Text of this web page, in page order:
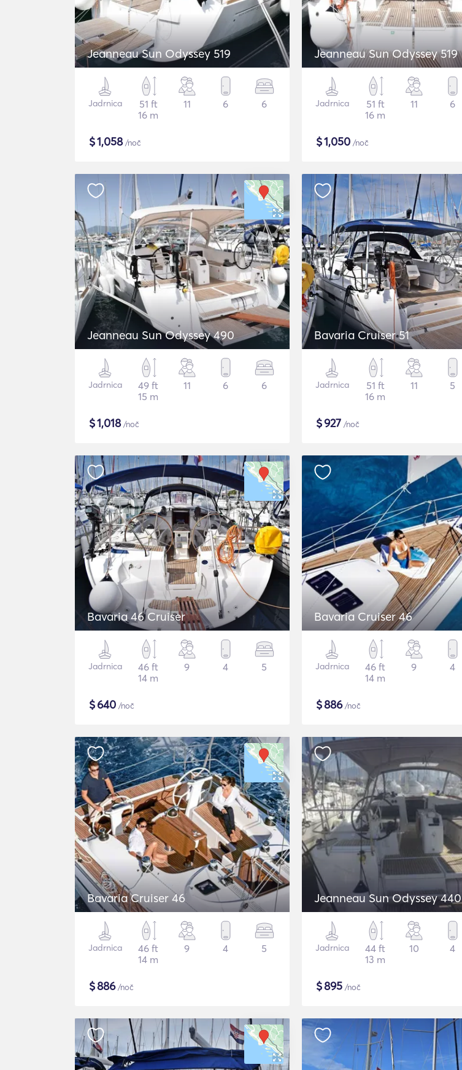
Jeanneau Sun Odyssey 519
Jadrnica
51 ft
16 m
11 6 6
$1,058/noč
Jeanneau Sun Odyssey 519
Jadrnica
51 ft
16 m
11 6
$1,050 /noč
Jeanneau Sun Odyssey 490
Jadrnica
49 ft
15 m
11 6 6
$1,018/noč
Bavaria Cruiser 51
Jadrnica
51 ft
16 m
11 5
$927 /noč
Bavaria 46 Cruiser
Jadrnica
46 ft
14 m
9 4 5
$640 /noč
Bavaria Cruiser 46
Jadrnica
46 ft
14 m
9 4
$886/noč
Bavaria Cruiser 46
Jadrnica
46 ft
14 m
9 4 5
$886/noč
Jeanneau Sun Odyssey 440
Jadrnica
44 ft
13 m
10 4
$895 /noč